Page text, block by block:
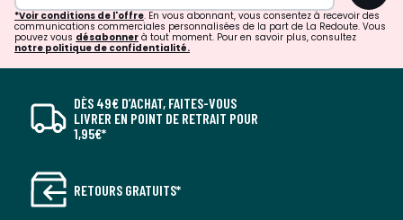
*Voir conditions de l'offre. En vous abonnant, vous consentez à recevoir des
communications commerciales personnalisées de la part de La Redoute. Vous
pouvez vous désabonner à tout moment. Pour en savoir plus, consultez
notre politique de confidentialité.
DÈS 49€ D’ACHAT, FAITES-VOUS
LIVRER EN POINT DE RETRAIT POUR
1,95€*
RETOURS GRATUITS*